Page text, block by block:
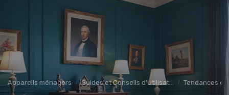
Appareils ménagers Guides et Conseils d'Utilisation Tendances et